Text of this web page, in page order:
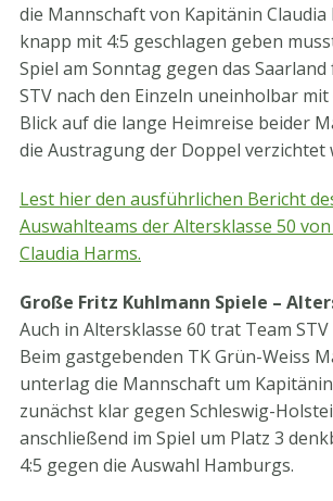
die Mannschaft von Kapitänin
knapp mit 4:5 geschlagen geben
Spiel am Sonntag gegen das
STV nach den Einzeln uneinholbar mit
Blick auf die lange Heimreise beider
die Austragung der Doppel verzichtet
Lest hier den ausführlichen Bericht
Auswahlteams der Altersklasse 50
Claudia Harms.
Große Fritz Kuhlmann Spiele –
Auch in Altersklasse 60 trat Team STV
Beim gastgebenden TK Grün-Weiss
unterlag die Mannschaft um
zunächst klar gegen Schleswig-
anschließend im Spiel um Platz 3
4:5 gegen die Auswahl Hamburgs.